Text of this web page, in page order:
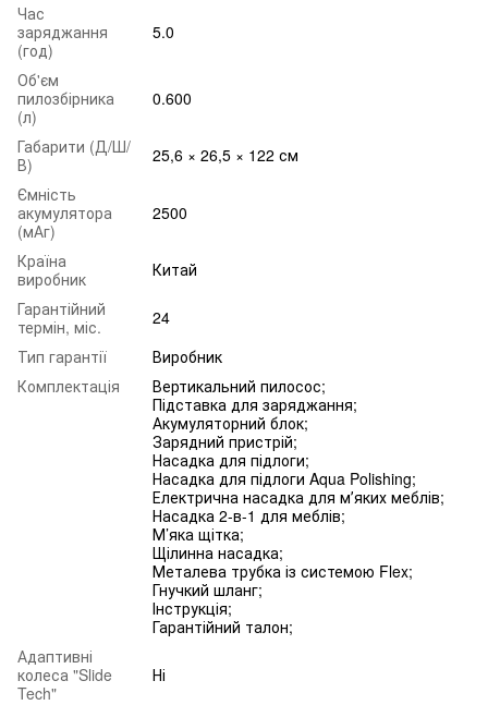
Час
заряджання
(год)
5.0
Об'єм
пилозбірника
(л)
0.600
Габарити (Д/Ш/
В)
25,6 × 26,5 × 122 см
Ємність
акумулятора
(мАг)
2500
Країна
виробник
Китай
Гарантійний
термін, міс.
24
Тип гарантії
Виробник
Комплектація
Вертикальний пилосос;
Підставка для заряджання;
Акумуляторний блок;
Зарядний пристрій;
Насадка для підлоги;
Насадка для підлоги Aqua Polishing;
Електрична насадка для мʼяких меблів;
Насадка 2-в-1 для меблів;
М’яка щітка;
Щілинна насадка;
Металева трубка із системою Flex;
Гнучкий шланг;
Інструкція;
Гарантійний талон;
Адаптивні
колеса "Slide
Tech"
Ні